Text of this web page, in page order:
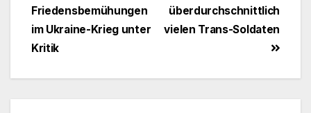
überdurchschnittlich
vielen Trans-Soldaten
Friedensbemühungen
im Ukraine-Krieg unter
Kritik